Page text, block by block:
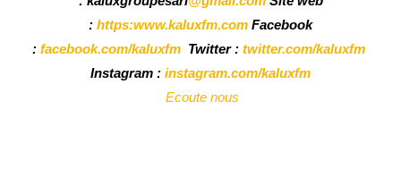
: https:www.kaluxfm.com Facebook
: facebook.com/kaluxfm Twitter : twitter.com/kaluxfm
Instagram : instagram.com/kaluxfm
Ecoute nous